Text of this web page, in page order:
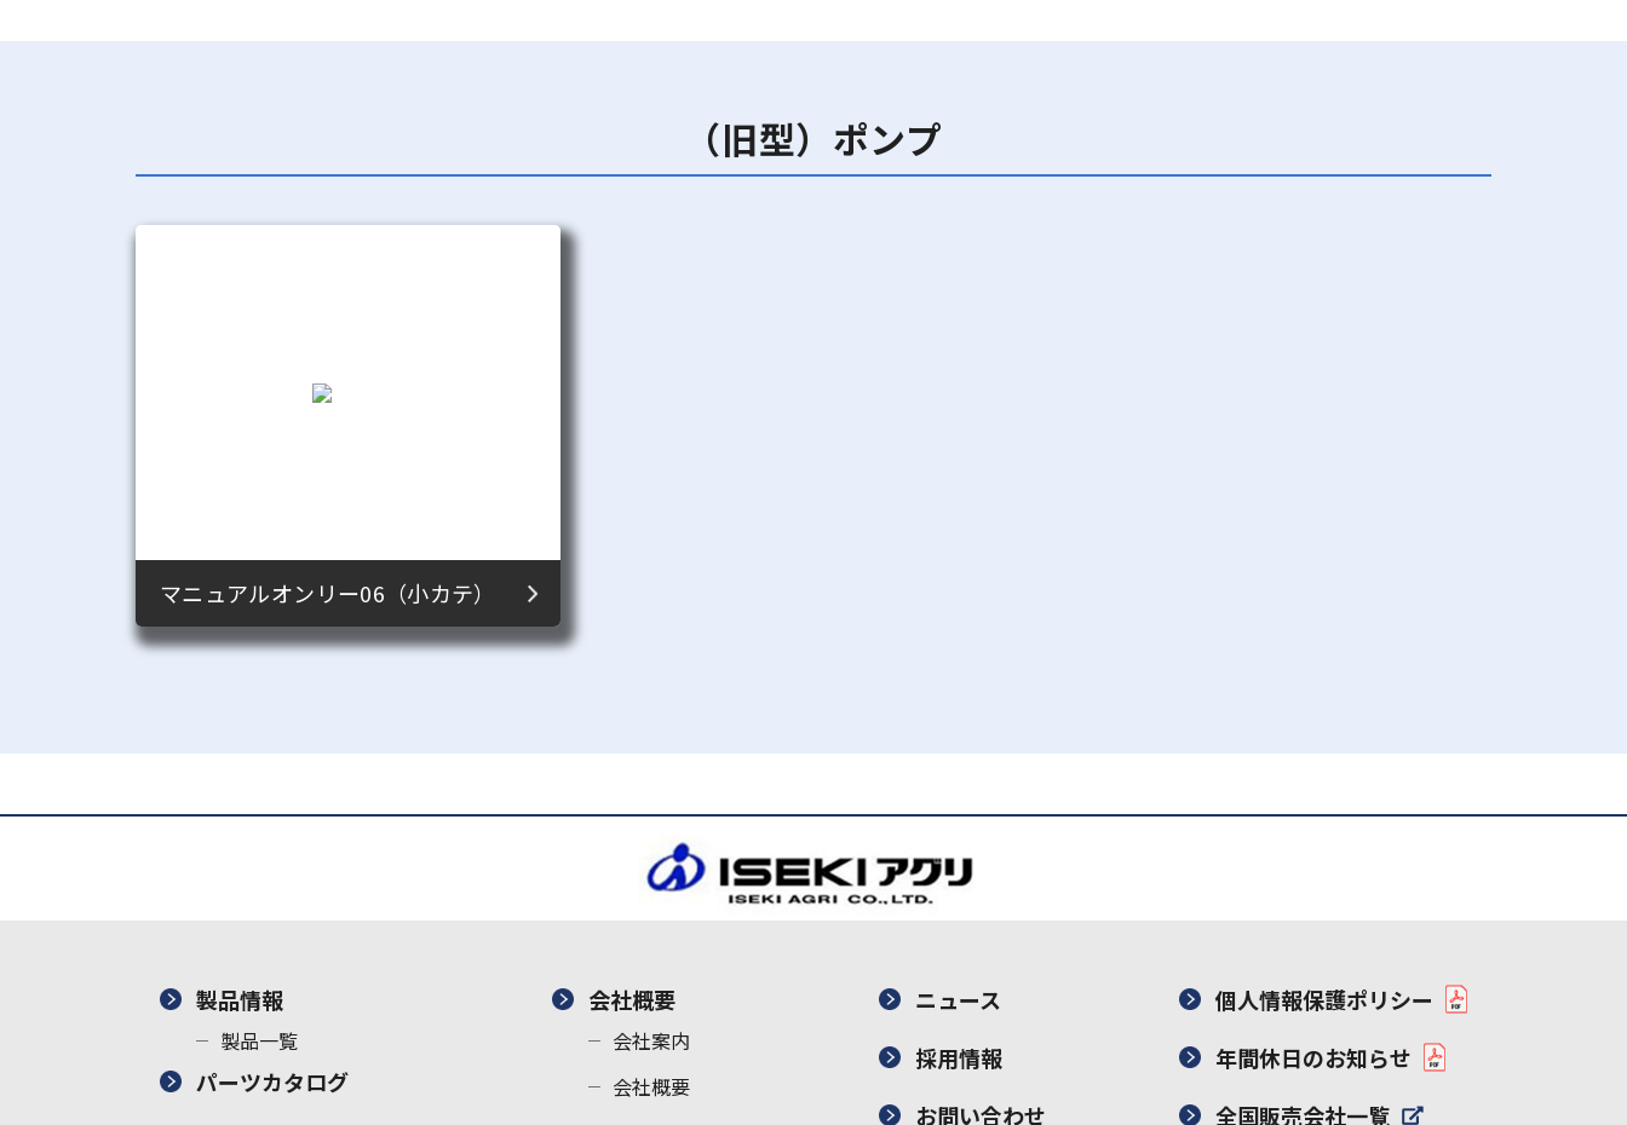
（旧型）ポンプ
マニュアルオンリー06（小カテ）
製品情報
製品一覧
パーツカタログ
会社概要
会社案内
会社概要
ニュース
採用情報
お問い合わせ
個人情報保護ポリシー
年間休日のお知らせ
全国販売会社一覧